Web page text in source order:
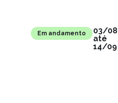
Em andamento
03/08
até
14/09